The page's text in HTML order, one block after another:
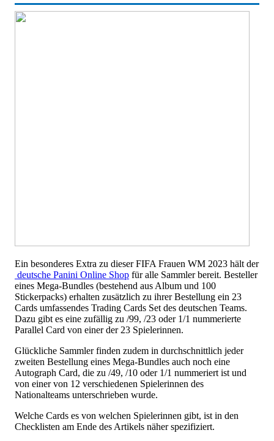
Ein besonderes Extra zu dieser FIFA Frauen WM 2023 hält der
deutsche Panini Online Shop für alle Sammler bereit. Besteller
eines Mega-Bundles (bestehend aus Album und 100
Stickerpacks) erhalten zusätzlich zu ihrer Bestellung ein 23
Cards umfassendes Trading Cards Set des deutschen Teams.
Dazu gibt es eine zufällig zu /99, /23 oder 1/1 nummerierte
Parallel Card von einer der 23 Spielerinnen.
Glückliche Sammler finden zudem in durchschnittlich jeder
zweiten Bestellung eines Mega-Bundles auch noch eine
Autograph Card, die zu /49, /10 oder 1/1 nummeriert ist und
von einer von 12 verschiedenen Spielerinnen des
Nationalteams unterschrieben wurde.
Welche Cards es von welchen Spielerinnen gibt, ist in den
Checklisten am Ende des Artikels näher spezifiziert.